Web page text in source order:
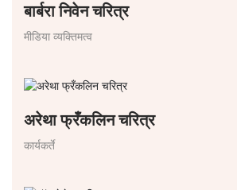
बार्बरा निवेन चरित्र
मीडिया व्यक्तिमत्व
अरेथा फ्रँकलिन चरित्र
कार्यकर्ते